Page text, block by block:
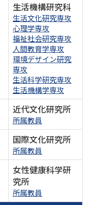
生活機構研究科
生活文化研究専攻
心理学専攻
福祉社会研究専攻
人間教育学専攻
環境デザイン研究
専攻
生活科学研究専攻
生活機構学専攻
近代文化研究所
所属教員
国際文化研究所
所属教員
女性健康科学研
究所
所属教員